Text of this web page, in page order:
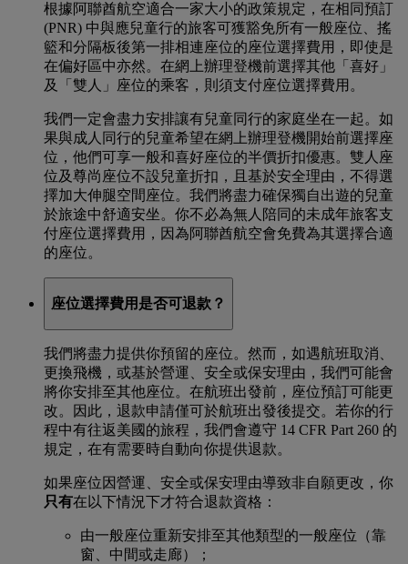
根據阿聯酋航空適合一家大小的政策規定，在相同預訂
(PNR) 中與應兒童行的旅客可獲豁免所有一般座位、搖
籃和分隔板後第一排相連座位的座位選擇費用，即使是
在偏好區中亦然。在網上辦理登機前選擇其他「喜好」
及「雙人」座位的乘客，則須支付座位選擇費用。
我們一定會盡力安排讓有兒童同行的家庭坐在一起。如
果與成人同行的兒童希望在網上辦理登機開始前選擇座
位，他們可享一般和喜好座位的半價折扣優惠。雙人座
位及尊尚座位不設兒童折扣，且基於安全理由，不得選
擇加大伸腿空間座位。我們將盡力確保獨自出遊的兒童
於旅途中舒適安坐。你不必為無人陪同的未成年旅客支
付座位選擇費用，因為阿聯酋航空會免費為其選擇合適
的座位。
座位選擇費用是否可退款？
我們將盡力提供你預留的座位。然而，如遇航班取消、
更換飛機，或基於營運、安全或保安理由，我們可能會
將你安排至其他座位。在航班出發前，座位預訂可能更
改。因此，退款申請僅可於航班出發後提交。若你的行
程中有往返美國的旅程，我們會遵守 14 CFR Part 260 的
規定，在有需要時自動向你提供退款。
如果座位因營運、安全或保安理由導致非自願更改，你
只有在以下情況下才符合退款資格：
由一般座位重新安排至其他類型的一般座位（靠
窗、中間或走廊）；